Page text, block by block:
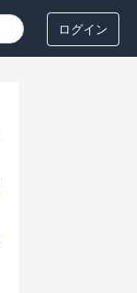
ログイン